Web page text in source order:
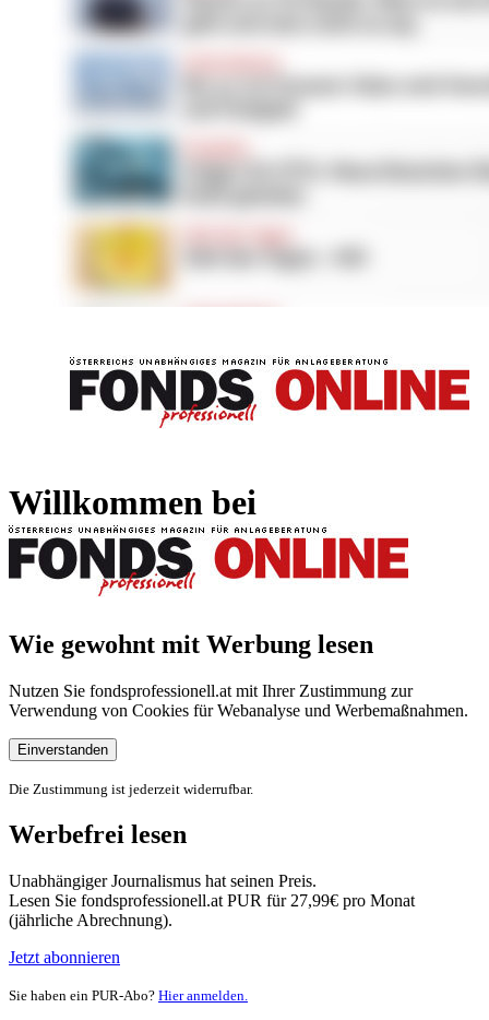
Willkommen bei
Wie gewohnt mit Werbung lesen
Nutzen Sie fondsprofessionell.at mit Ihrer Zustimmung zur
Verwendung von Cookies für Webanalyse und Werbemaßnahmen.
Einverstanden
Die Zustimmung ist jederzeit widerrufbar.
Werbefrei lesen
Unabhängiger Journalismus hat seinen Preis.
Lesen Sie fondsprofessionell.at PUR für 27,99€ pro Monat
(jährliche Abrechnung).
Jetzt abonnieren
Sie haben ein PUR-Abo? Hier anmelden.